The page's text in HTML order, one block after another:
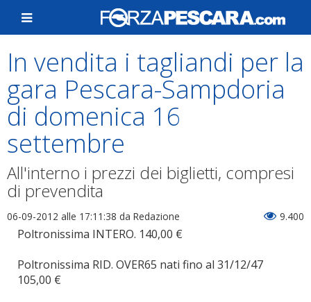
In vendita i tagliandi per la
gara Pescara-Sampdoria
di domenica 16
settembre
All'interno i prezzi dei biglietti, compresi
di prevendita
06-09-2012 alle 17:11:38 da Redazione 9.400
Poltronissima INTERO. 140,00 €
Poltronissima RID. OVER65 nati fino al 31/12/47
105,00 €